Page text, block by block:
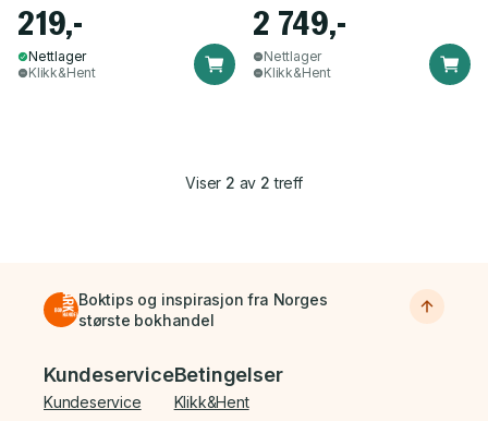
219,-
Nettlager
Klikk&Hent
2 749,-
Nettlager
Klikk&Hent
Viser 2 av 2 treff
Boktips og inspirasjon fra Norges
største bokhandel
Bunnmeny
Kundeservice
Kundeservice
Betingelser
Klikk&Hent